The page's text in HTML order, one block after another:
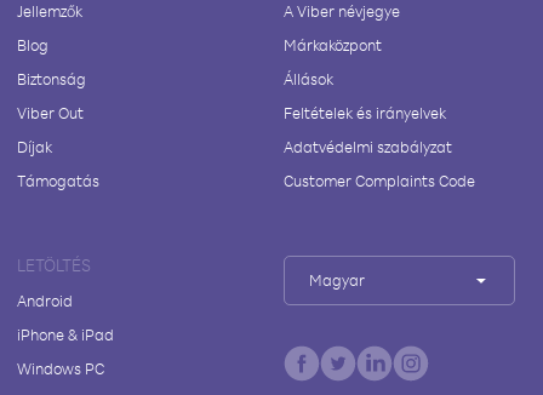
Jellemzők
Blog
Biztonság
Viber Out
Díjak
Támogatás
A Viber névjegye
Márkaközpont
Állások
Feltételek és irányelvek
Adatvédelmi szabályzat
Customer Complaints Code
LETÖLTÉS
Android
iPhone & iPad
Windows PC
Magyar